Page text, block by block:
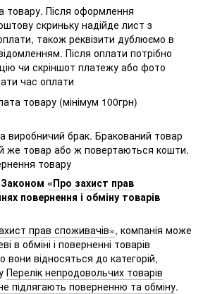
товару. Після оформлення
скриньку надійде лист з
також реквізити дублюємо в
Після оплати потрібно
чи скріншот платежу або фото
час оплати
товару (мінімум 100грн)
виробничий брак. Бракований товар
же товар або ж повертаються кошти.
товару
Законом «Про захист прав
повернення і обміну товарів
прав споживачів», компанія може
в обміні і поверненні товарів
вони відносяться до категорій,
Перелік непродовольчих товарів
підлягають поверненню та обміну.